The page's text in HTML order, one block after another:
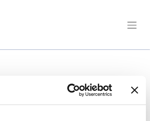
10 Deuvanger blanc